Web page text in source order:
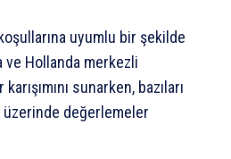
uyumlu bir şekilde
ve Hollanda merkezli
sunarken, bazıları
değerlemeler